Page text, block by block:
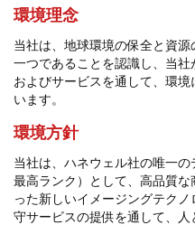
環境理念
当社は、地球環境の保全と資
一つであることを認識し、 当社
およびサービスを通して、環
います。
環境方針
当社は、ハネウェル社の唯一
最高ランク）として、 高品質な
った新しいイメージングテク
守サービスの提供を通して、